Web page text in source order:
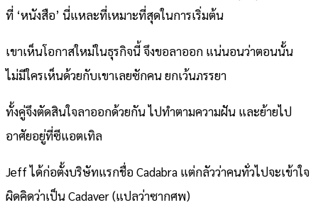
ที่ ‘หนังสือ’ นี่แหละที่เหมาะที่สุดในการเริ่มต้น
เขาเห็นโอกาสใหม่ในธุรกิจนี้ จึงขอลาออก แน่นอนว่าตอนนั้น
ไม่มีใครเห็นด้วยกับเขาเลยซักคน ยกเว้นภรรยา
ทั้งคู่จึงตัดสินใจลาออกด้วยกัน ไปทำตามความฝัน และย้ายไป
อาศัยอยู่ที่ซีแอตเทิล
Jeff ได้ก่อตั้งบริษัทแรกชื่อ Cadabra แต่กลัวว่าคนทั่วไปจะเข้าใจ
ผิดคิดว่าเป็น Cadaver (แปลว่าซากศพ)